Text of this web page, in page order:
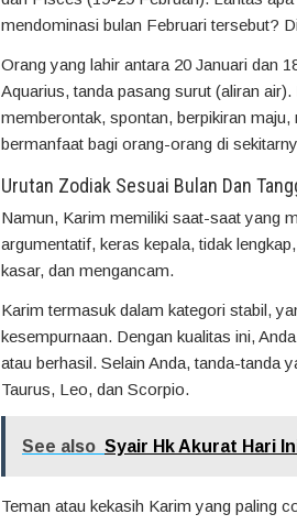
mendominasi bulan Februari tersebut?
Orang yang lahir antara 20 Januari dan
Aquarius, tanda pasang surut (aliran
memberontak, spontan, berpikiran
bermanfaat bagi orang-orang di
Urutan Zodiak Sesuai Bulan Dan
Namun, Karim memiliki saat-saat yang
argumentatif, keras kepala, tidak
kasar, dan mengancam.
Karim termasuk dalam kategori stabil,
kesempurnaan. Dengan kualitas ini,
atau berhasil. Selain Anda, tanda-tanda
Taurus, Leo, dan Scorpio.
See also Syair Hk Akurat Hari
Teman atau kekasih Karim yang paling